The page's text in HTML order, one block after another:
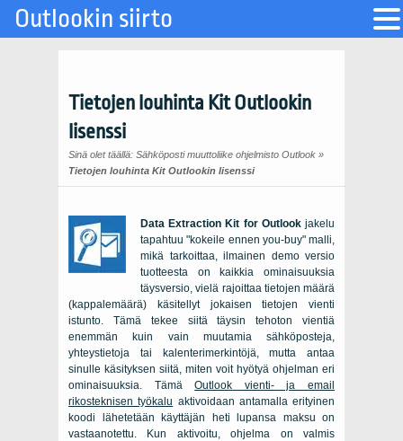
Tietojen louhinta Kit Outlookin
lisenssi
Sinä olet täällä: Sähköposti muuttoliike ohjelmisto Outlook »
Tietojen louhinta Kit Outlookin lisenssi
Data Extraction Kit for Outlookjakelu
tapahtuu "kokeile ennen you-buy" malli,
mikä tarkoittaa, ilmainen demo versio
tuotteesta on kaikkia ominaisuuksia
täysversio, vielä rajoittaa tietojen määrä
(kappalemäärä) käsitellyt jokaisen tietojen vienti
istunto. Tämä tekee siitä täysin tehoton vientiä
enemmän kuin vain muutamia sähköposteja,
yhteystietoja tai kalenterimerkintöjä, mutta antaa
sinulle käsityksen siitä, miten voit hyötyä ohjelman eri
ominaisuuksia. TämäOutlook vienti- ja email
rikosteknisen työkalu aktivoidaan antamalla erityinen
koodi lähetetään käyttäjän heti lupansa maksu on
vastaanotettu. Kun aktivoitu, ohjelma on valmis
Outlookin siirto